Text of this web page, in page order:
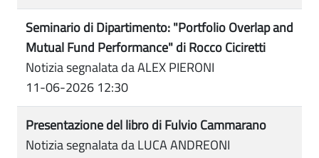
Seminario di Dipartimento: "Portfolio Overlap and
Mutual Fund Performance" di Rocco Ciciretti
Notizia segnalata da ALEX PIERONI
11-06-2026 12:30
Presentazione del libro di Fulvio Cammarano
Notizia segnalata da LUCA ANDREONI